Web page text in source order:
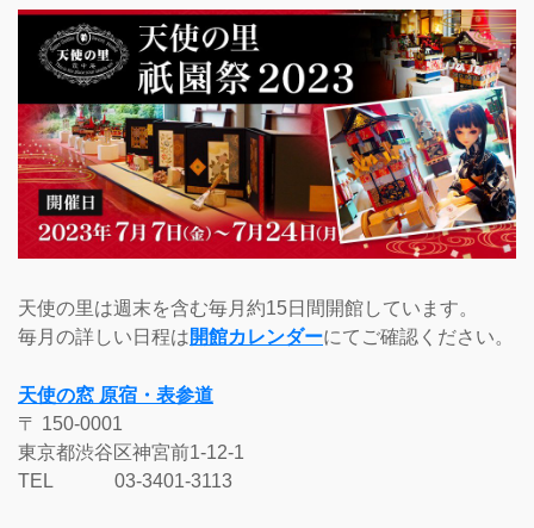
天使の里は週末を含む毎月約15日間開館しています。
毎月の詳しい日程は開館カレンダーにてご確認ください。
天使の窓 原宿・表参道
〒 150-0001
東京都渋谷区神宮前1-12-1
TEL 03-3401-3113